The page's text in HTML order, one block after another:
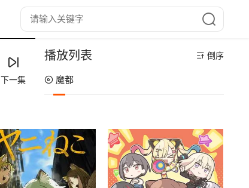
下一集
播放列表 倒序
魔都
第14集 第13集
第12集 第11集